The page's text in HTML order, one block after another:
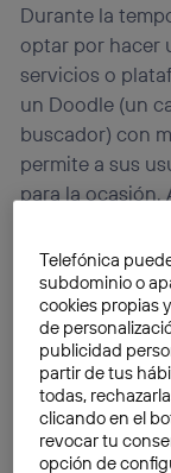
Durante la
optar por hacer
servicios o
un Doodle (un
buscador) con
permite a sus
para la ocasión.
hablar con
Es, sin duda,
cuenta que
artificialla
funciona
popular entre
es
Telefónica
subdominio o
cookies propias
de
publicidad
partir de tus
todas,
clicando en el
revocar tu
opción de